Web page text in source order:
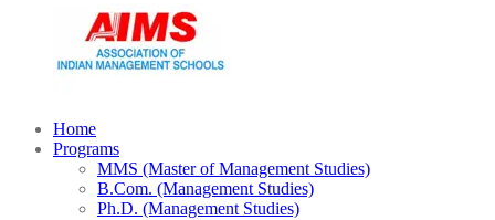
Home
Programs
MMS (Master of Management Studies)
B.Com. (Management Studies)
Ph.D. (Management Studies)